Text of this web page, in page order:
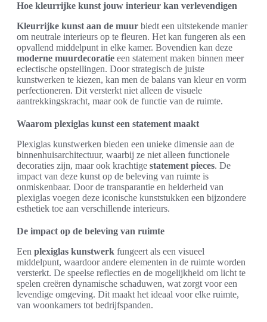
Hoe kleurrijke kunst jouw interieur kan verlevendigen
Kleurrijke kunst aan de muur biedt een uitstekende manier
om neutrale interieurs op te fleuren. Het kan fungeren als een
opvallend middelpunt in elke kamer. Bovendien kan deze
moderne muurdecoratie een statement maken binnen meer
eclectische opstellingen. Door strategisch de juiste
kunstwerken te kiezen, kan men de balans van kleur en vorm
perfectioneren. Dit versterkt niet alleen de visuele
aantrekkingskracht, maar ook de functie van de ruimte.
Waarom plexiglas kunst een statement maakt
Plexiglas kunstwerken bieden een unieke dimensie aan de
binnenhuisarchitectuur, waarbij ze niet alleen functionele
decoraties zijn, maar ook krachtige statement pieces. De
impact van deze kunst op de beleving van ruimte is
onmiskenbaar. Door de transparantie en helderheid van
plexiglas voegen deze iconische kunststukken een bijzondere
esthetiek toe aan verschillende interieurs.
De impact op de beleving van ruimte
Een plexiglas kunstwerk fungeert als een visueel
middelpunt, waardoor andere elementen in de ruimte worden
versterkt. De speelse reflecties en de mogelijkheid om licht te
spelen creëren dynamische schaduwen, wat zorgt voor een
levendige omgeving. Dit maakt het ideaal voor elke ruimte,
van woonkamers tot bedrijfspanden.